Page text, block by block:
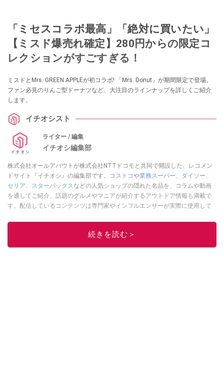
「ミセスコラボ最高」「絶対に買いたい」
【ミスド爆売れ確定】280円からの限定コ
レクションがすごすぎる！
ミスドとMrs. GREEN APPLEが初コラボ! 「Mrs. Donut」が期間限定で登場。
ファン必見のりんご型ドーナツなど、大注目のラインナップを詳しくご紹介
します。
イチオシスト
ライター / 編集
イチオシ編集部
株式会社オールアバウトが株式会社NTTドコモと共同で開設した、レコメン
ドサイト『イチオシ』の編集部です。
コストコや業務スーパー ダイソー
セリア
スターバックス などの人気ショップの隠れた名品を、コラムや動画
を通してご紹介。話題のグルメやマニアが紹介するアウトドア情報も満載で
す。配信しているコンテンツは専門家やインフルエンサーが実際に使用して
ニュースでフォロー
続きを読む＞